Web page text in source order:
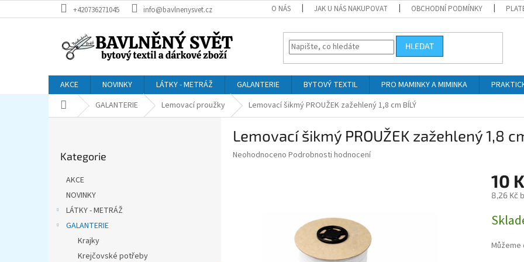
na
+420736271045 info@bavlnenysvet.cz O NÁS JAK U NÁS NAKUPOVAT OBCHODNÍ PODMÍNKY
HLEDAT
AKCE NOVINKY LÁTKY - METRÁŽ GALANTERIE BYTOVÝ TEXTIL PRO MAMINKY A MIMINKA
Domů GALANTERIE Lemovací proužky Lemovací šikmý PROUŽEK zažehlený 1,8 cm BÍLÝ
kategorie
Kategorie
AKCE
NOVINKY
LÁTKY - METRÁŽ
GALANTERIE
Krajky
Krejčovské potřeby
Lemovací šikmý PROUŽEK zažehlený 1,8
Průměrné
Neohodnoceno Podrobnosti hodnocení
10
8,26 Kč
cena:
Můžeme